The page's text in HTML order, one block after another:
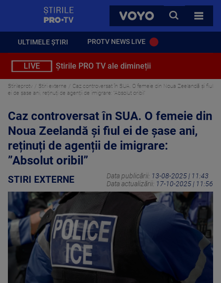
VOYO
CAUTA
TOATE
ULTIMELE ȘTIRI PROTV NEWS LIVE
LIVE Știrile PRO TV ale dimineții
Stirileprotv Stiri externe
Caz controversat în SUA. O femeie din Noua Zeelandă și fiul
ei de șase ani, reținuți de agenții de imigrare: ”Absolut oribil”
Caz controversat în SUA. O femeie din
Noua Zeelandă și fiul ei de șase ani,
reținuți de agenții de imigrare:
”Absolut oribil”
STIRI EXTERNE Data publicării: 13-08-2025 | 11:43
Data actualizării: 17-10-2025 | 11:56